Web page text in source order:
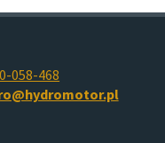
058-468